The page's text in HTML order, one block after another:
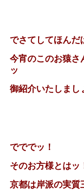
でさてしてほんだ
今宵のこのお猿さ
ッ
御紹介いたしまし
でででッ！
そのお方様とはッ
京都は岸派の実質